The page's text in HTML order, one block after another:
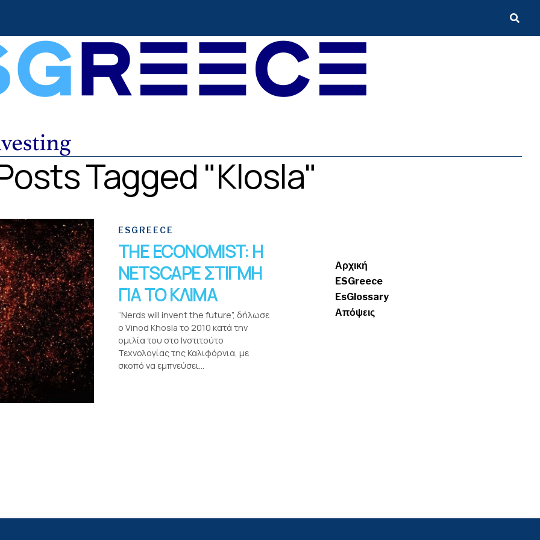
Tagged "Klosla"
ESGREECE
THE ECONOMIST: Η
NETSCAPE ΣΤΙΓΜΗ
ΓΙΑ ΤΟ ΚΛΙΜΑ
“Nerds will invent the future”, δήλωσε
ο Vinod Khosla το 2010 κατά την
ομιλία του στο Ινστιτούτο
Τεχνολογίας της Καλιφόρνια, με
σκοπό να εμπνεύσει...
Αρχική
ESGreece
EsGlossary
Απόψεις